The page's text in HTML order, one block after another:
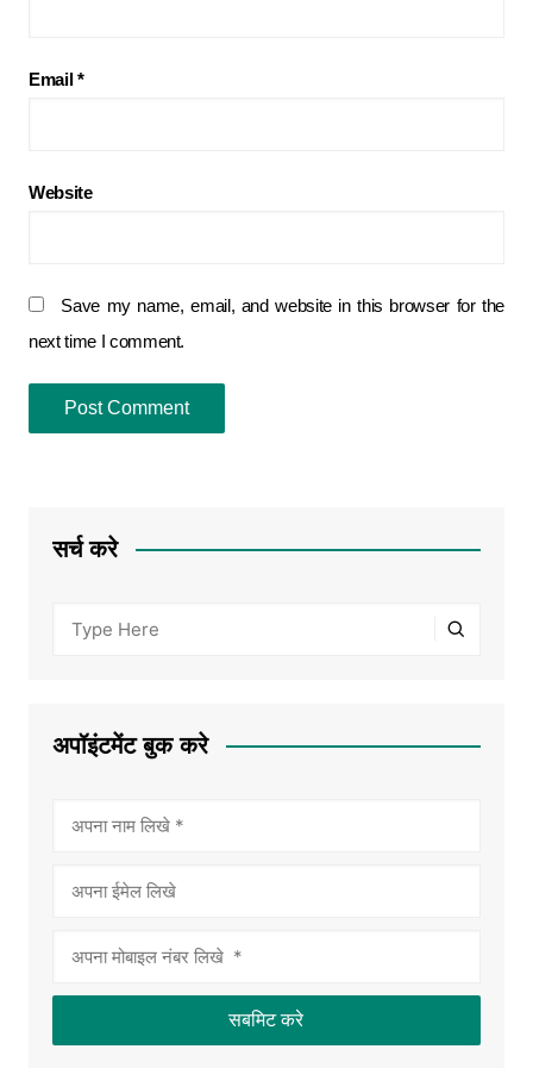
Email*
Website
Save my name, email, and website in this browser for the
next time I comment.
सर्च करे
अपॉइंटमेंट बुक करे